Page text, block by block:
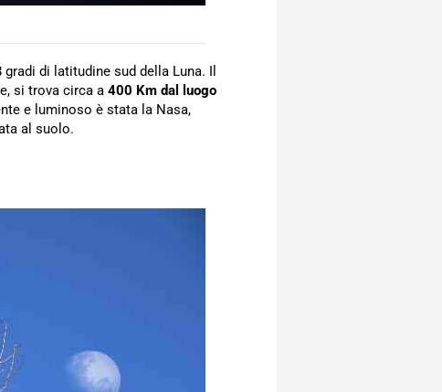
gradi di latitudine sud della Luna. Il
si trova circa a 400 Km dal luogo
e luminoso è stata la Nasa,
al suolo.